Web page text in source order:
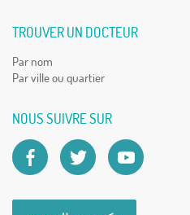
TROUVER UN DOCTEUR
Par nom
Par ville ou quartier
NOUS SUIVRE SUR